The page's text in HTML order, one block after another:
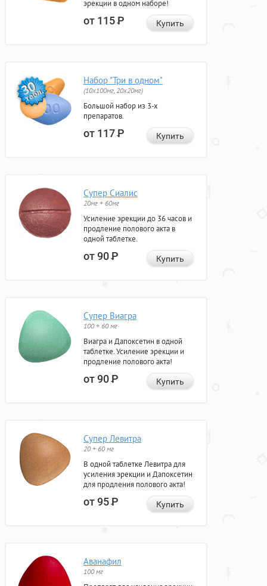
эрекции в одном наборе!
от 115Р Купить
Набор "Три в одном"
(10x100мг, 20x20мг)
Большой набор из 3-х
препаратов.
от 117Р Купить
Супер Сиалис
20мг + 60мг
Усиление эрекции до 36 часов и
продление полового акта в
одной таблетке.
от 90Р Купить
Супер Виагра
100 + 60 мг
Виагра и Дапоксетин в одной
таблетке. Усиление эрекции и
продление полового акта!
от 90Р Купить
Супер Левитра
20 + 60 мг
В одной таблетке Левитра для
усиления эрекции и Дапоксетин
для продления полового акта!
от 95Р Купить
Аванафил
100 мг